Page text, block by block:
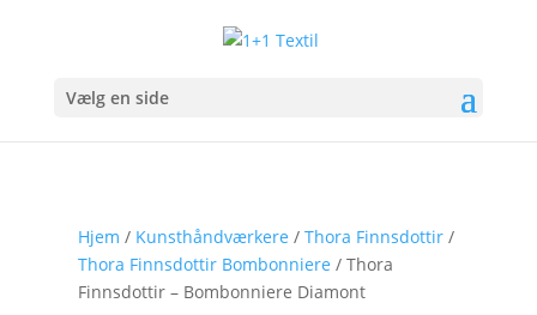
Vælg en side
Hjem / Kunsthåndværkere / Thora Finnsdottir/
Thora Finnsdottir Bombonniere / Thora
Finnsdottir – Bombonniere Diamont